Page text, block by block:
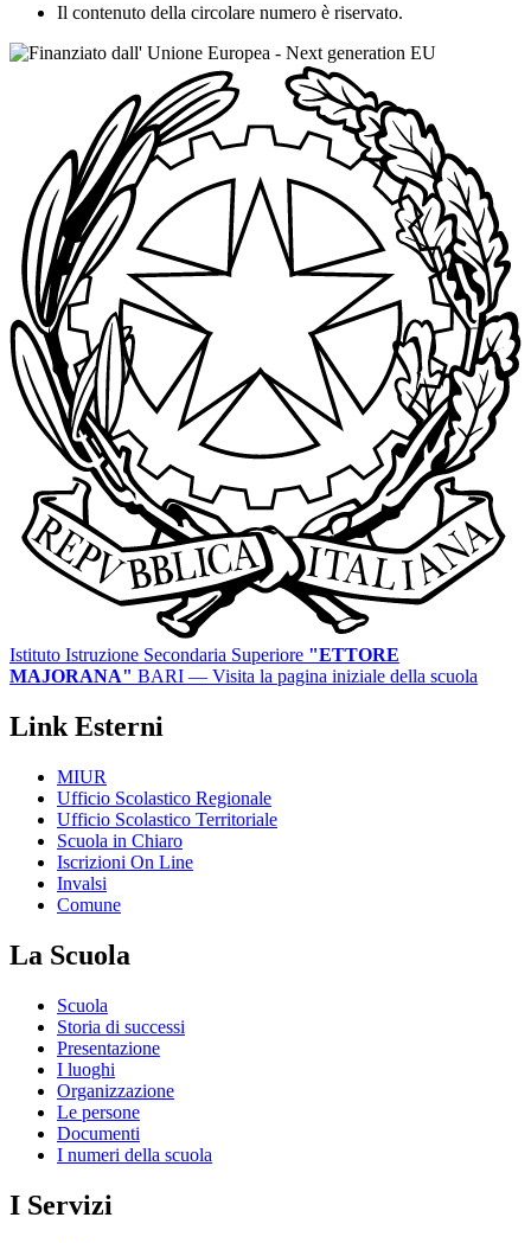
Il contenuto della circolare numero è riservato.
Istituto Istruzione Secondaria Superiore "ETTORE
MAJORANA" BARI — Visita la pagina iniziale della scuola
Link Esterni
MIUR
Ufficio Scolastico Regionale
Ufficio Scolastico Territoriale
Scuola in Chiaro
Iscrizioni On Line
Invalsi
Comune
La Scuola
Scuola
Storia di successi
Presentazione
I luoghi
Organizzazione
Le persone
Documenti
I numeri della scuola
I Servizi